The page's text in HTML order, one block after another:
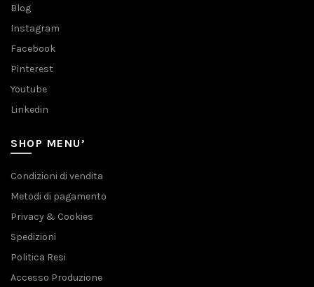
Blog
Instagram
Facebook
Pinterest
Youtube
Linkedin
SHOP MENU’
Condizioni di vendita
Metodi di pagamento
Privacy & Cookies
Spedizioni
Politica Resi
Accesso Produzione